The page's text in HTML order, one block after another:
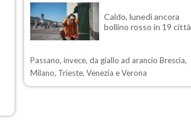
Caldo, lunedì ancora
bollino rosso in 19 città
Passano, invece, da giallo ad arancio Brescia,
Milano, Trieste, Venezia e Verona